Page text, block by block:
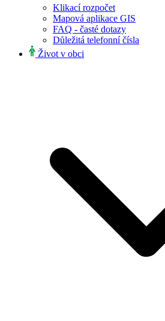
Klikací rozpočet
Mapová aplikace GIS
FAQ - časté dotazy
Důležitá telefonní čísla
Život v obci